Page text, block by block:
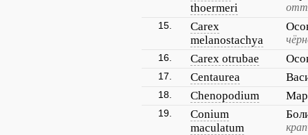
thoermeri
15.
Carex
melanostachya
16. Carex otrubae
17. Centaurea
18. Chenopodium
19.
Conium
maculatum